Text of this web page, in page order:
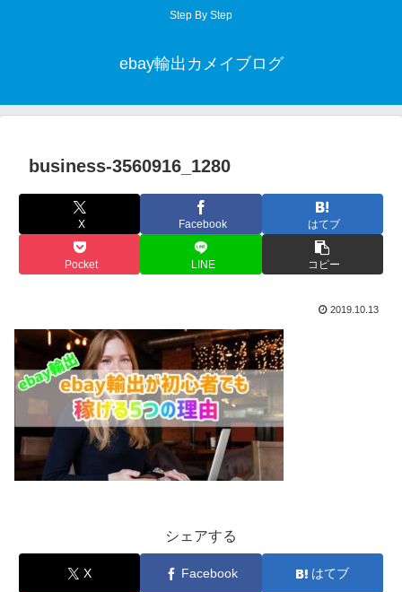
Step By Step
ebay輸出カメイブログ
business-3560916_1280
X Facebook はてブ
Pocket LINE コピー
2019.10.13
シェアする
X Facebook はてブ